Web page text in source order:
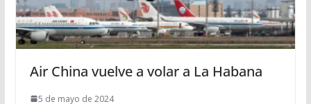
Air China vuelve a volar a La Habana
5 de mayo de 2024